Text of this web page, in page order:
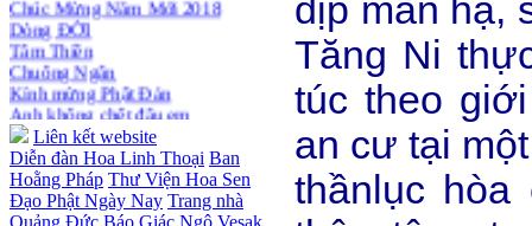
Thiền dành cho Người bận rộn
Tâm Thiền
Chuông Ngân
Kính mừng Phật Đản
Anh không chết đâu em
Kiếp này
Liên kết website
Diễn đàn Hoa Linh Thoại Ban
Hoằng Pháp Thư Viện Hoa Sen
Đạo Phật Ngày Nay Trang nhà
Quảng Đức Báo Giác Ngộ Vesak
dịp mãn hạ,
Tăng Ni
túc theo
an cư tại
thầnlục hòa